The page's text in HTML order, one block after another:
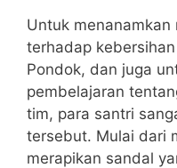
Untuk
terhadap
Pondok, dan juga
pembelajaran
tim, para santri
tersebut. Mulai dari
merapikan sandal